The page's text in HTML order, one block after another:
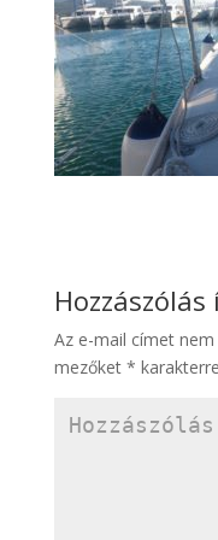
Hozzászólás
Az e-mail címet
mezőket *